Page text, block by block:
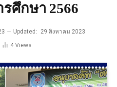
ศึกษา 2566
Updated:
29 สิงหาคม 2023
4 Views